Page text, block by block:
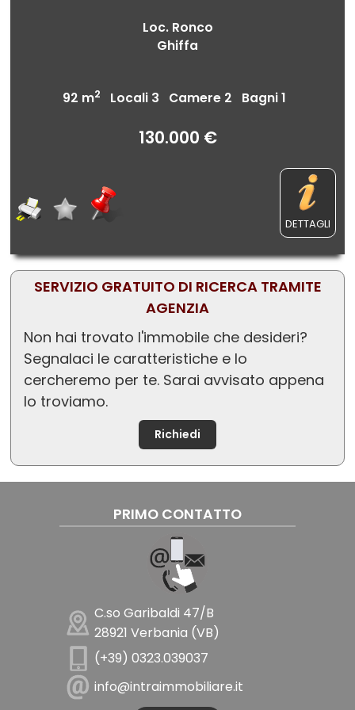
Loc. Ronco
Ghiffa
92 m2 Locali 3 Camere 2 Bagni 1
130.000 €
DETTAGLI
SERVIZIO GRATUITO DI RICERCA TRAMITE
AGENZIA
Non hai trovato l'immobile che desideri?
Segnalaci le caratteristiche e lo
cercheremo per te. Sarai avvisato appena
lo troviamo.
Richiedi
PRIMO CONTATTO
C.so Garibaldi 47/B
28921 Verbania (VB)
(+39) 0323.039037
info@intraimmobiliare.it